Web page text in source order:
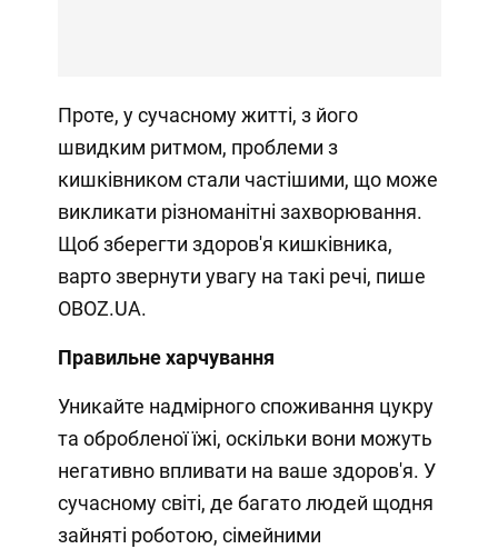
Проте, у сучасному житті, з його
швидким ритмом, проблеми з
кишківником стали частішими, що може
викликати різноманітні захворювання.
Щоб зберегти здоров'я кишківника,
варто звернути увагу на такі речі, пише
OBOZ.UA.
Правильне харчування
Уникайте надмірного споживання цукру
та обробленої їжі, оскільки вони можуть
негативно впливати на ваше здоров'я. У
сучасному світі, де багато людей щодня
зайняті роботою, сімейними